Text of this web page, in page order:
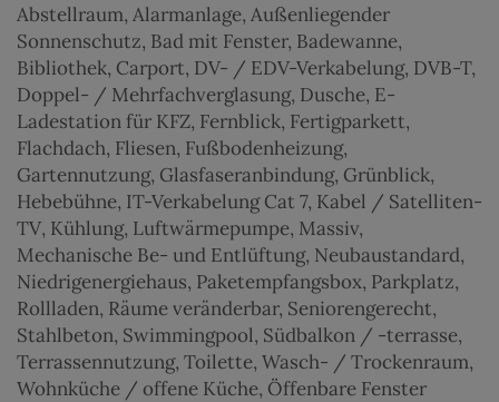
Abstellraum Alarmanlage Außenliegender
Sonnenschutz Bad mit Fenster Badewanne
Bibliothek Carport DV- / EDV-Verkabelung DVB-T
Doppel- / Mehrfachverglasung Dusche E-
Ladestation für KFZ Fernblick Fertigparkett
Flachdach Fliesen Fußbodenheizung
Gartennutzung Glasfaseranbindung Grünblick
Hebebühne IT-Verkabelung Cat 7 Kabel / Satelliten-
TV Kühlung Luftwärmepumpe Massiv
Mechanische Be- und Entlüftung Neubaustandard
Niedrigenergiehaus Paketempfangsbox Parkplatz
Rollladen Räume veränderbar Seniorengerecht
Stahlbeton Swimmingpool Südbalkon / -terrasse
Terrassennutzung Toilette Wasch- / Trockenraum
Wohnküche / offene Küche Öffenbare Fenster